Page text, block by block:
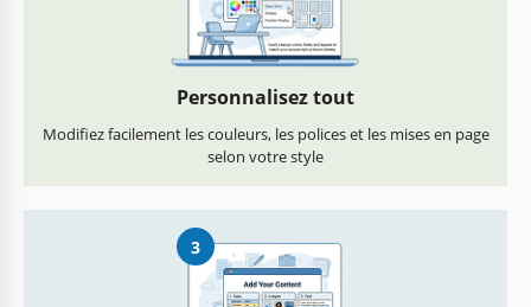
Personnalisez tout
Modifiez facilement les couleurs, les polices et les mises en page
selon votre style
3